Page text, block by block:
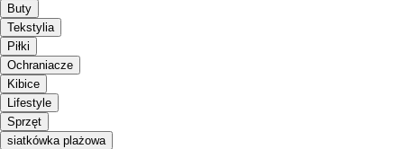
Buty
Tekstylia
Piłki
Ochraniacze
Kibice
Lifestyle
Sprzęt
siatkówka plażowa